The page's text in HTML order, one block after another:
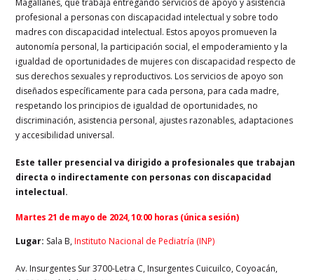
profesional a personas con discapacidad intelectual y sobre todo
madres con discapacidad intelectual. Estos apoyos promueven la
autonomía personal, la participación social, el empoderamiento y la
igualdad de oportunidades de mujeres con discapacidad respecto de
sus derechos sexuales y reproductivos. Los servicios de apoyo son
diseñados específicamente para cada persona, para cada madre,
respetando los principios de igualdad de oportunidades, no
discriminación, asistencia personal, ajustes razonables, adaptaciones
y accesibilidad universal.
Este taller presencial va dirigido a profesionales que trabajan
directa o indirectamente con personas con discapacidad
intelectual.
Martes 21 de mayo de 2024, 10:00 horas (única sesión)
Lugar: Sala B,Instituto Nacional de Pediatría (INP)
Av. Insurgentes Sur 3700-Letra C, Insurgentes Cuicuilco, Coyoacán,